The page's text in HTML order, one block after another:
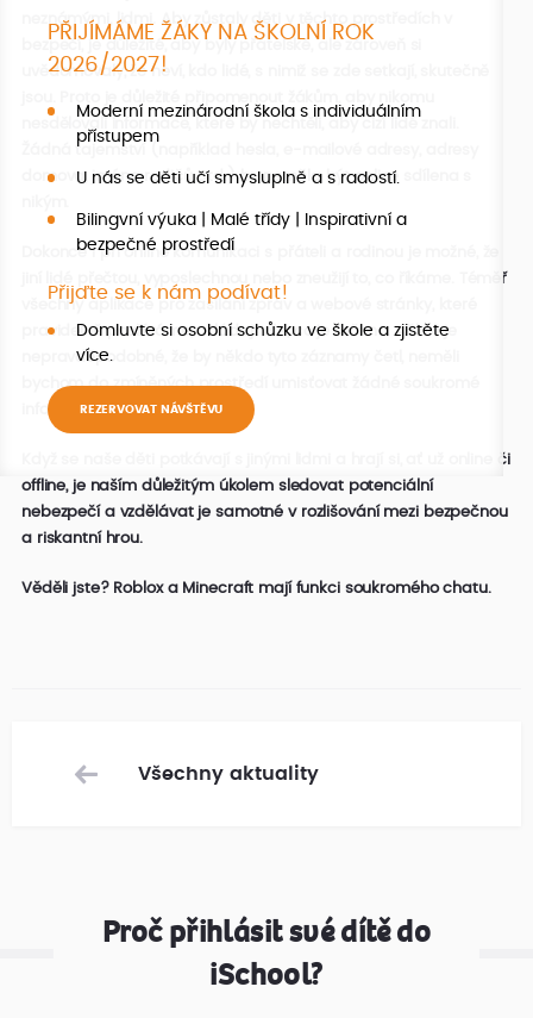
neznámými, lidmi. Aby zůstaly děti v těchto prostředích v
uvědomovaly, že neví, kdo lidé, s nimiž se zde setkají, skutečně
Žádná tajemství (například hesla, e-mailové adresy, adresy
domova, jména rodičů atd.) by neměla být online sdílena s
Dokonce i při online komunikaci s přáteli a rodinou je možné, že
jiní lidé přečtou, vyposlechnou nebo zneužijí to, co říkáme. Téměř
všechny aplikace pro zasílání zpráv a webové stránky, které
pravidelně používáme, ukládají vše, co je řečeno. Ačkoli je
nepravděpodobné, že by někdo tyto záznamy četl, neměli
bychom do zmíněných prostředí umisťovat žádné soukromé
informace – pro jistotu.
Když se naše děti potkávají s jinými lidmi a hrají si, ať už online či
offline, je naším důležitým úkolem sledovat potenciální
nebezpečí a vzdělávat je samotné v rozlišování mezi bezpečnou
a riskantní hrou.
Věděli jste? Roblox a Minecraft mají funkci soukromého chatu.
Všechny aktuality
Proč přihlásit své dítě do
iSchool?
PŘIJÍMÁME ŽÁKY NA ŠKOLNÍ ROK
2026/2027!
Moderní mezinárodní škola s individuálním
přístupem
U nás se děti učí smysluplně a s radostí.
Bilingvní výuka | Malé třídy | Inspirativní a
bezpečné prostředí
Přijďte se k nám podívat!
Domluvte si osobní schůzku ve škole a zjistěte
více.
REZERVOVAT NÁVŠTĚVU